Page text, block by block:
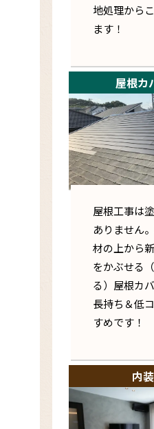
地処理から
ます！
屋根カ
屋根工事は
ありません
材の上から
をかぶせる
る）屋根カ
長持ち＆低
すめです！
内